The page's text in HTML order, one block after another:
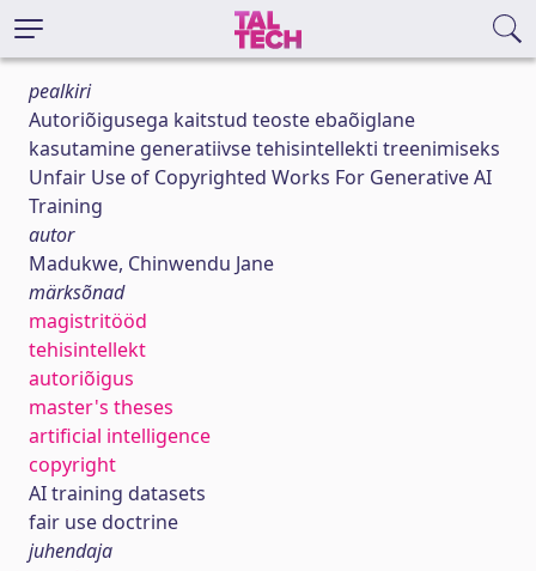
pealkiri
Autoriõigusega kaitstud teoste ebaõiglane
kasutamine generatiivse tehisintellekti treenimiseks
Unfair Use of Copyrighted Works For Generative AI
Training
autor
Madukwe, Chinwendu Jane
märksõnad
magistritööd
tehisintellekt
autoriõigus
master's theses
artificial intelligence
copyright
AI training datasets
fair use doctrine
juhendaja